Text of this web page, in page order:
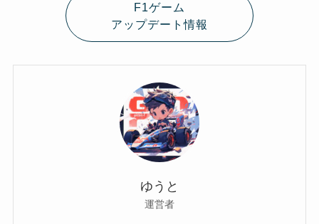
F1ゲーム
アップデート情報
ゆうと
運営者